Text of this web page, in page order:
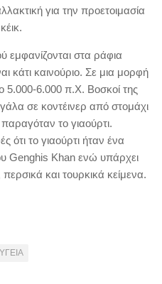
για την προετοιμασία
εμφανίζονται στα ράφια
κάτι καινούριο. Σε μια μορφή
5.000-6.000 π.Χ. Βοσκοί της
σε κοντέινερ από στομάχι
το γιαούρτι.
ότι το γιαούρτι ήταν ένα
Genghis Khan ενώ υπάρχει
και τουρκικά κείμενα.
ΥΓΕΙΑ